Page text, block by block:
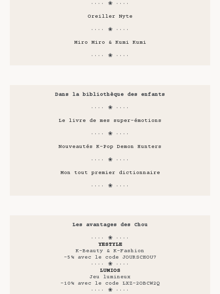
···· ❀ ····
Oreiller Nyte
···· ❀ ····
Miro Miro & Kumi Kumi
···· ❀ ····
Dans la bibliothèque des enfants
···· ❀ ····
Le livre de mes super-émotions
···· ❀ ····
Nouveautés K-Pop Demon Hunters
···· ❀ ····
Mon tout premier dictionnaire
···· ❀ ····
Les avantages des Chou
···· ❀ ····
YESTYLE
K-Beauty & K-Fashion
-5% avec le code JOURSCHOU7
···· ❀ ····
LUMIOS
Jeu lumineux
-10% avec le code LXZ-2OBCW2Q
···· ❀ ····